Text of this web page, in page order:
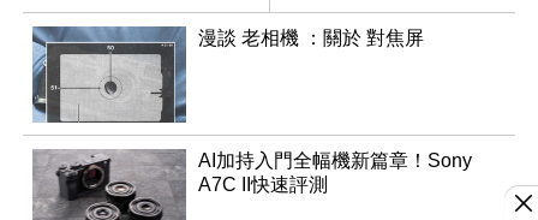
漫談 老相機 ：關於 對焦屏
AI加持入門全幅機新篇章！Sony
A7C II快速評測